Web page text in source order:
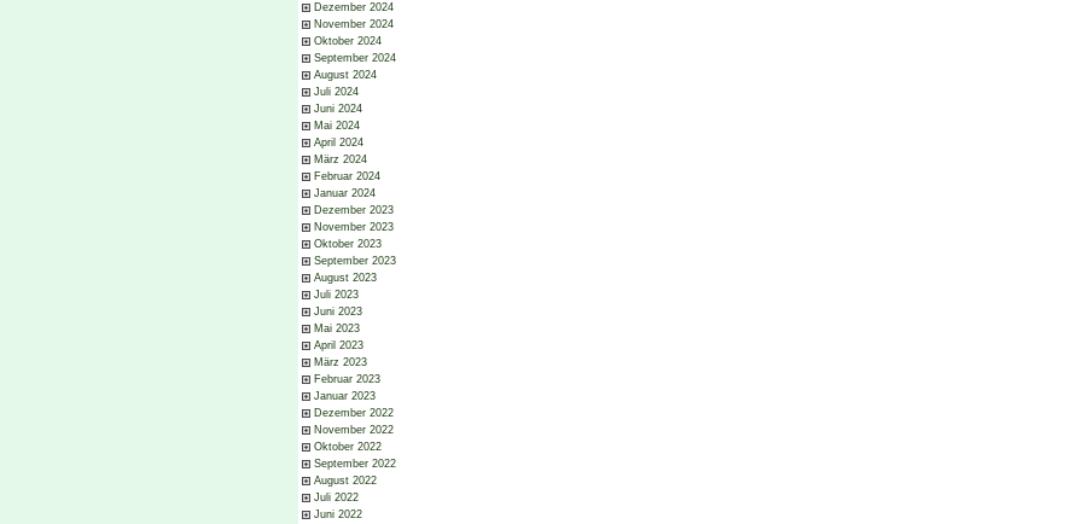
Dezember 2024
November 2024
Oktober 2024
September 2024
August 2024
Juli 2024
Juni 2024
Mai 2024
April 2024
März 2024
Februar 2024
Januar 2024
Dezember 2023
November 2023
Oktober 2023
September 2023
August 2023
Juli 2023
Juni 2023
Mai 2023
April 2023
März 2023
Februar 2023
Januar 2023
Dezember 2022
November 2022
Oktober 2022
September 2022
August 2022
Juli 2022
Juni 2022